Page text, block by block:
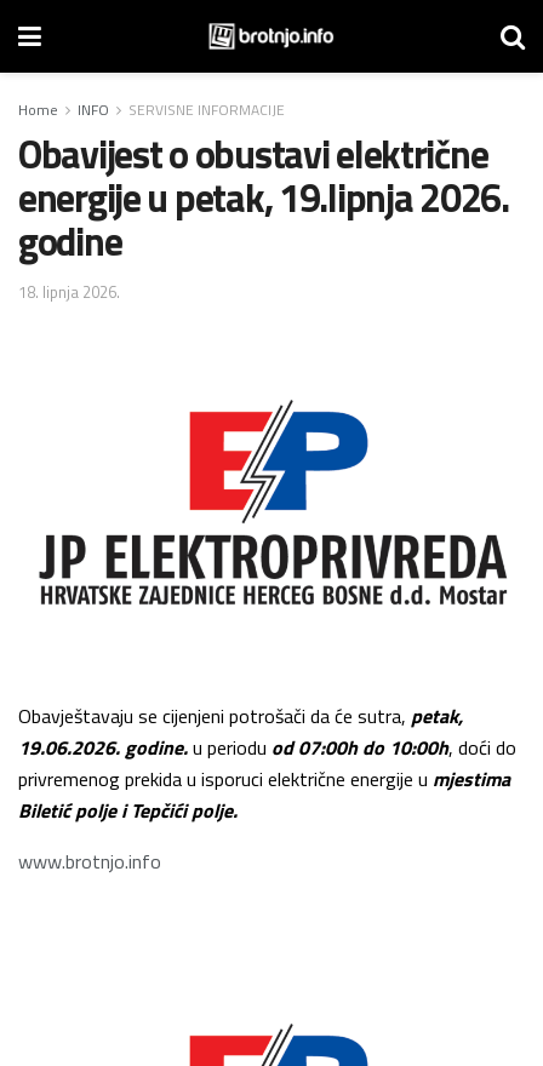
Home INFO SERVISNE INFORMACIJE
Obavijest o obustavi električne
energije u petak, 19.lipnja 2026.
godine
18. lipnja 2026.
Obavještavaju se cijenjeni potrošači da će sutra, petak,
19.06.2026. godine.u periodu od 07:00h do 10:00h, doći do
privremenog prekida u isporuci električne energije u mjestima
Biletić polje i Tepčići polje.
www.brotnjo.info